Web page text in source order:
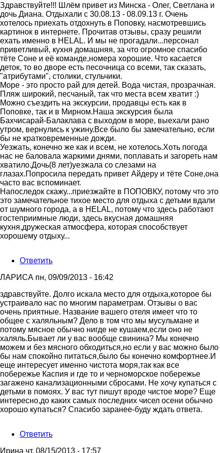
Здравствуйте!!! Шлём привет из Минска - Олег, Светлана и
дочь Диана. Отдыхали с 30.08.13 - 08.09.13 г. Очень
хотелось приехать отдохнуть в Поповку, насмотревшись
картинок в интернете. Прочитав отзывы, сразу решили
ехать именно в HELAL. И мы не прогадали...персонал
приветливый, кухня домашняя, за что огромное спасибо
тёте Соне и её команде,номера хорошие. Что касается
деток, то во дворе есть песочница со всеми, так сказать,
"атрибутами", столики, стульчики.
Море - это просто рай для детей. Вода чистая, прозрачная.
Пляж широкий, песчаный, так что места всем хватит :)
Можно съездить на экскурсии, продавцы есть как в
Поповке, так и в Мирном.Наша экскурсия была
Бахчисарай-Балаклава с выходом в море, выехали рано
утром, вернулись к ужину.Все было бы замечательно, если
бы не кратковременные дожди.
Уезжать, конечно же как и всем, не хотелось.Хоть погода
нас не баловала жаркими днями, поплавать и загореть нам
хватило.Дочь(8 лет)уезжала со слезами на
глазах.Попросила передать привет Айдеру и тёте Соне,она
часто вас вспоминает.
Напоследок скажу...приезжайте в ПОПОВКУ, потому что это
это замечательное тихое место для отдыха с детьми вдали
от шумного города, а в HELAL, потому что здесь работают
гостеприимные люди, здесь вкусная домашняя
кухня,дружеская атмосфера, которая способствует
хорошему отдыху...
Ответить
ЛАРИСА пн, 09/09/2013 - 16:42
здравствуйте. Долго искала место для отдыха,которое бы
устраивало нас по многим параметрам. Отзывы о вас
очень приятные. Название вашего отеля имеет что то
общее с халяльным? Дело в том что мы мусульмане и
потому мясное обычно нигде не кушаем,если оно не
халяль.Бывает ли у вас вообще свинина? Мы конечно
можем и без мясного обходиться,но если у вас можно было
бы нам спокойно питаться,было бы конечно комфортнее.И
еще интересует именно чистота моря,так как все
побережье Каспия и где то и черноморское побережье
загажено канализационными сбросами. Не хочу купаться с
детьми в помоях. У вас тут пишут вроде чистое море? Еще
интересно,до каких самых последних чисел осени обычно
хорошо купаться? Спасибо заранее-буду ждать ответа.
Ответить
Ирина чт, 08/15/2013 - 17:57